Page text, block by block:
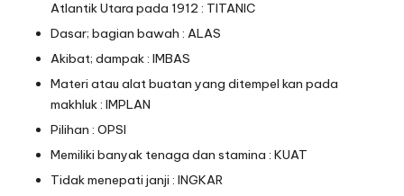
Atlantik Utara pada 1912 : TITANIC
Dasar; bagian bawah : ALAS
Akibat; dampak : IMBAS
Materi atau alat buatan yang ditempel kan pada
makhluk : IMPLAN
Pilihan : OPSI
Memiliki banyak tenaga dan stamina : KUAT
Tidak menepati janji : INGKAR